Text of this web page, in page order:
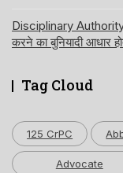
Disciplinary Authority
करने का बुनियादी आधार
Tag Cloud
125 CrPC
Advocate